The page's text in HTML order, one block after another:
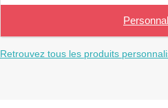
Retrouvez tous les produits